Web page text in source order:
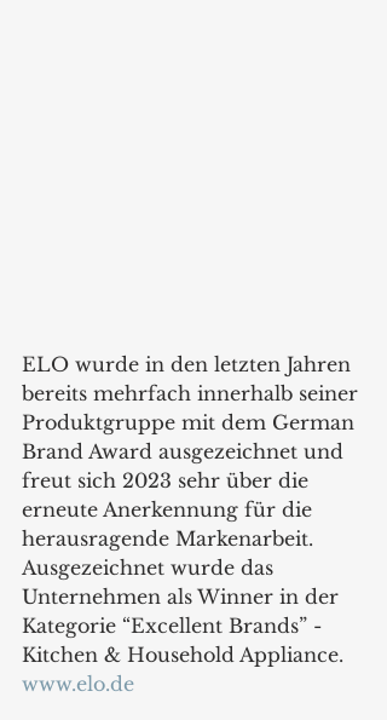
ELO wurde in den letzten Jahren
bereits mehrfach innerhalb seiner
Produktgruppe mit dem German
Brand Award ausgezeichnet und
freut sich 2023 sehr über die
erneute Anerkennung für die
herausragende Markenarbeit.
Ausgezeichnet wurde das
Unternehmen als Winner in der
Kategorie “Excellent Brands” -
Kitchen & Household Appliance.
www.elo.de